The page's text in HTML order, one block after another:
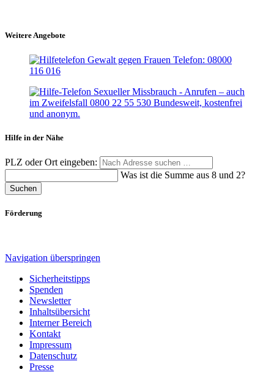
Weitere Angebote
Hilfe in der Nähe
PLZ oder Ort eingeben:
Was ist die Summe aus 8 und 2?
Suchen
Förderung
Navigation überspringen
Sicherheitstipps
Spenden
Newsletter
Inhaltsübersicht
Interner Bereich
Kontakt
Impressum
Datenschutz
Presse